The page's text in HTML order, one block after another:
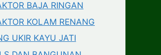
BAJA RINGAN
KOLAM RENANG
UKIR KAYU JATI